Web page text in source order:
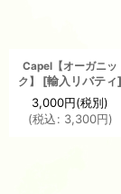
Capel【オーガニッ
ク】
[輸入リバティ]
3,000円(税別)
(税込: 3,300円)